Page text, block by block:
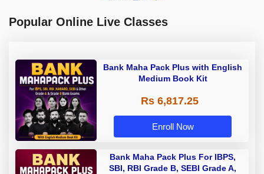
Popular Online Live Classes
Bank Maha Pack Plus with English
Medium Book Kit
Rs 6,817.25
Enroll Now
Bank Maha Pack Plus For IBPS,
SBI, RBI Grade B, SEBI Grade A,